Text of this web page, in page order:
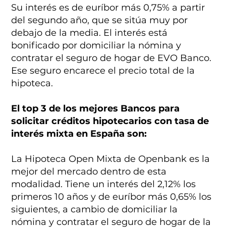
Su interés es de euríbor más 0,75% a partir
del segundo año, que se sitúa muy por
debajo de la media. El interés está
bonificado por domiciliar la nómina y
contratar el seguro de hogar de EVO Banco.
Ese seguro encarece el precio total de la
hipoteca.
El top 3 de los mejores Bancos para
solicitar créditos hipotecarios con tasa de
interés mixta en España son:
La Hipoteca Open Mixta de Openbank es la
mejor del mercado dentro de esta
modalidad. Tiene un interés del 2,12% los
primeros 10 años y de euríbor más 0,65% los
siguientes, a cambio de domiciliar la
nómina y contratar el seguro de hogar de la